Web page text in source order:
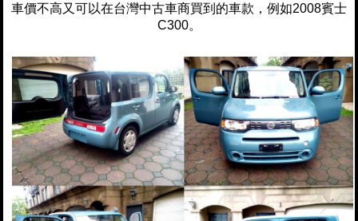
車價不高又可以在台灣中古車商買到的車款，例如2008賓士
C300。